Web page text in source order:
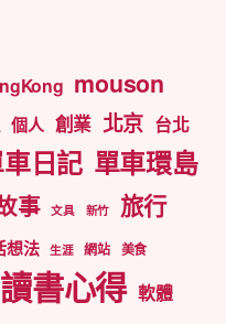
mouson
個人 創業 北京 台北
日記 單車環島
事 文具 新竹 旅行
想法 生涯 網站 美食
讀書心得 軟體